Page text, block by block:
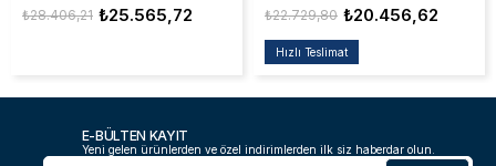
₺25.565,72
₺28.406,21 ₺20.456,62
₺22.729,80
Hızlı Teslimat
E-BÜLTEN KAYIT
Yeni gelen ürünlerden ve özel indirimlerden ilk siz haberdar olun.